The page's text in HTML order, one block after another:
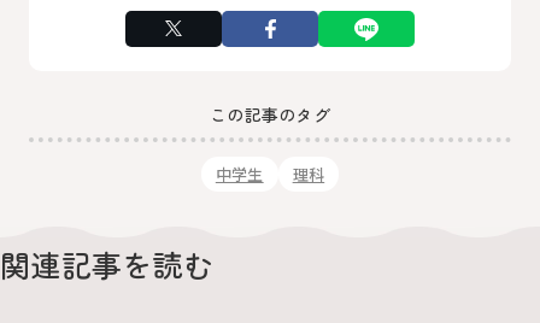
この記事のタグ
中学生 理科
関連記事を読む